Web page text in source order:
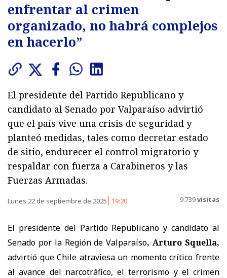
enfrentar al crimen
organizado, no habrá complejos
en hacerlo”
El presidente del Partido Republicano y
candidato al Senado por Valparaíso advirtió
que el país vive una crisis de seguridad y
planteó medidas, tales como decretar estado
de sitio, endurecer el control migratorio y
respaldar con fuerza a Carabineros y las
Fuerzas Armadas.
Lunes 22 de septiembre de 2025 19:20 9.739visitas
El presidente del Partido Republicano y candidato al
Senado por la Región de Valparaíso, Arturo Squella,
advirtió que Chile atraviesa un momento crítico frente
al avance del narcotráfico, el terrorismo y el crimen